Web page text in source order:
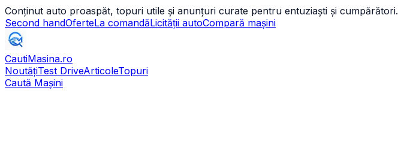
Conținut auto proaspăt, topuri utile și anunțuri curate pentru entuziaști și cumpărători.
Second handOferteLa comandăLicității autoCompară mașini
CautiMasina.ro
NoutățiTest DriveArticoleTopuri
Caută Mașini